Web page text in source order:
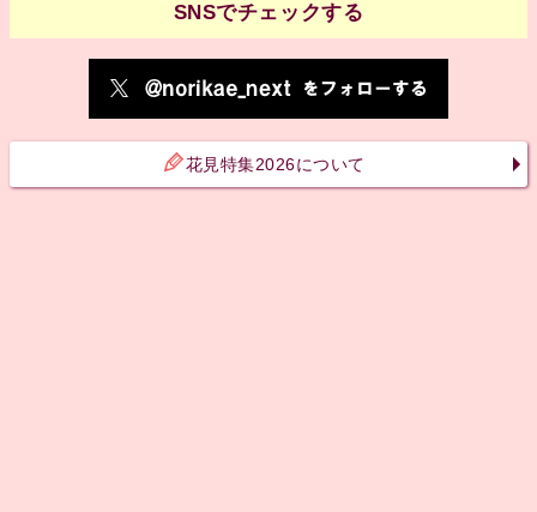
SNSでチェックする
花見特集2026について